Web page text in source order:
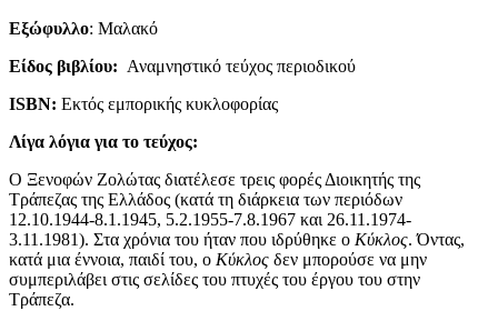
Εξώφυλλο: Μαλακό
Είδος βιβλίου: Αναμνηστικό τεύχος περιοδικού
ISBN: Εκτός εμπορικής κυκλοφορίας
Λίγα λόγια για το τεύχος:
Ο Ξενοφών Ζολώτας διατέλεσε τρεις φορές Διοικητής της
Τράπεζας της Ελλάδος (κατά τη διάρκεια των περιόδων
12.10.1944-8.1.1945, 5.2.1955-7.8.1967 και 26.11.1974-
3.11.1981). Στα χρόνια του ήταν που ιδρύθηκε ο Κύκλος. Όντας,
κατά μια έννοια, παιδί του, ο Κύκλος δεν μπορούσε να μην
συμπεριλάβει στις σελίδες του πτυχές του έργου του στην
Τράπεζα.